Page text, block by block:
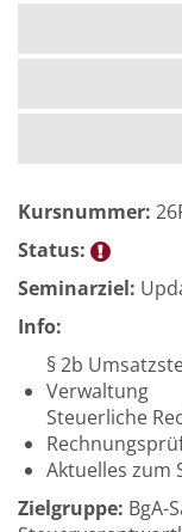
Kursnummer:
Status:
Seminarziel:
Info:
§ 2b
Verwaltung
Steuerliche
Aktuelles zum
Zielgruppe: BgA-